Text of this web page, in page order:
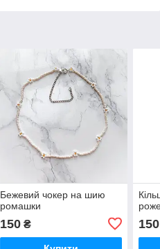
Бежевий чокер на шию
ромашки
150₴ 150